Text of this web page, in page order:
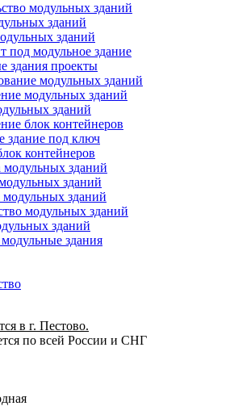
модульных зданий
зданий
зданий
под модульное здание
здания проекты
модульных зданий
модульных зданий
зданий
блок контейнеров
здание под ключ
контейнеров
модульных зданий
зданий
зданий
модульных зданий
зданий
здания
в г. Пестово.
по всей России и СНГ